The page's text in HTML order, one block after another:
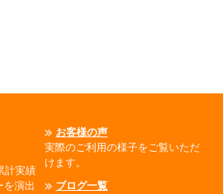
計実績
を演出
お客様の声
実際のご利用の様子をご覧いただ
けます。
ブログ一覧